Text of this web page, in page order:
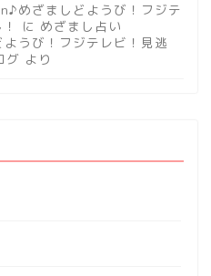
めざましどようび！フジテ
に めざまし占い
うび！フジテレビ！見逃
グ より